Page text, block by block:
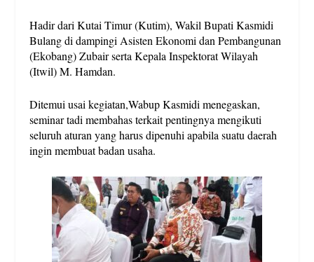
Hadir dari Kutai Timur (Kutim), Wakil Bupati Kasmidi
Bulang di dampingi Asisten Ekonomi dan Pembangunan
(Ekobang) Zubair serta Kepala Inspektorat Wilayah
(Itwil) M. Hamdan.
Ditemui usai kegiatan,Wabup Kasmidi menegaskan,
seminar tadi membahas terkait pentingnya mengikuti
seluruh aturan yang harus dipenuhi apabila suatu daerah
ingin membuat badan usaha.